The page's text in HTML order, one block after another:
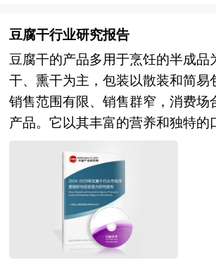
行业需求、供给、经营特性、获取
价值链等多方面的内容，整合行业
用户等多层面数据和信息资源，为
米酒行业研究报告，以专业的研究
入的了解米酒行业，发现投资价值
避经营风险，提高管理和运营能力
是从事米酒行业投资之前，对米酒
素进行具体调查、研究、分析，评
效果效益程度，提出建设性意见建
酒行业投资决策者和主管机关审批
以阐述对米酒行业的理论认识为主
冷萃椰奶咖啡和加入氮气的气的冷
齐齐上阵；很多单品已经打破了故
界，变得越来越有融合感。咖啡与
碰撞愈演愈烈，衍生出了咖啡果皮
产物。近年来，人们对体重的要求
衍生出低脂、低卡、低糖、高蛋白
近年来我国咖啡文化盛行，咖啡成
受到年轻人的热烈追捧。由于生活
者已将咖啡视为“日常饮品”。此外
牌涌入咖啡市场，意图在咖啡市场
如快餐品牌麦当劳全新升级旗下咖
豆腐干行业研究报告
豆腐干的产品多用于烹饪的半成品
干、熏干为主，包装以散装和简易
销售范围有限、销售群窄，消费场
产品。它以其丰富的营养和独特的
者亲睐。豆腐干南北地区都有出产
豆腐干企业的规模大小及食品商的
出，我国南北豆腐干产业发展差距
干的产品种类十分丰富，特别是在
产品以后，豆腐干市场可以说是已
企业所垄断。北方则要逊色一些，